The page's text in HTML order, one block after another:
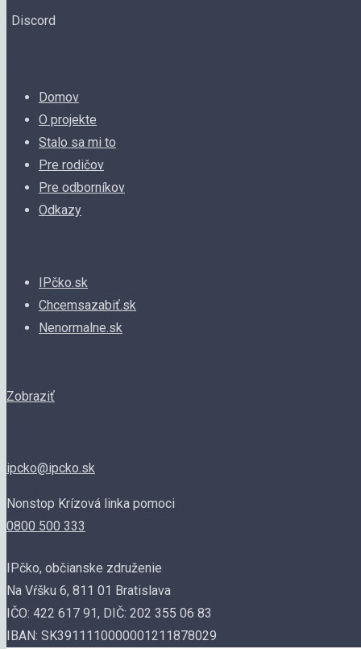
Discord
Domov
O projekte
Stalo sa mi to
Pre rodičov
Pre odborníkov
Odkazy
IPčko.sk
Chcemsazabiť.sk
Nenormalne.sk
Zobraziť
ipcko@ipcko.sk
Nonstop Krízová linka pomoci
0800 500 333
IPčko, občianske združenie
Na Vŕšku 6, 811 01 Bratislava
IČO: 422 617 91, DIČ: 202 355 06 83
IBAN: SK3911110000001211878029